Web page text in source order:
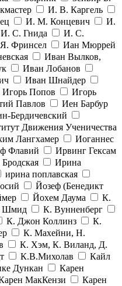
И. В. Каргель
И. М. Концевич
И.
И. С. Гнида
И. С.
Фринсел
Иан Мюррей
Иван Вылков,
Иван Лобанов
Иван Шнайдер
Игорь Попов
Игорь
Павлов
Иен Барбур
Бердичевский
Движения Ученичества
Лангхамер
Иоганнес
Флавий
Ирвинг Гексам
Ирина
ирина поплавская
Йозеф (Бенедикт
Йохем Даума
К.
Шмид
К. Вунненберг
К. Джон Коллинз
К.
К. Махейни, Н.
К. Хэм, К. Виланд, Д.
К.В.Михолав
Кайл
Дункан
Карен
МакКензи
Карен